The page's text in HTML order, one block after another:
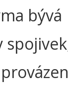
bývá